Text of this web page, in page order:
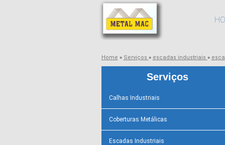
Home » Serviços » escadas industriais »
Serviços
Calhas Industriais
Coberturas Metálicas
Escadas Industriais